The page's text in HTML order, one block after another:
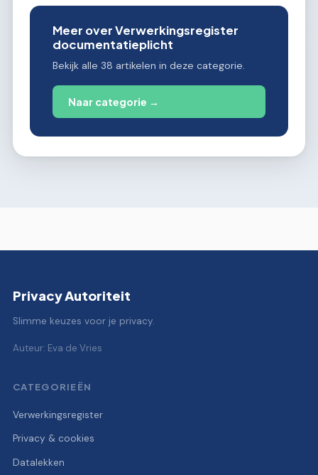
Meer over Verwerkingsregister
documentatieplicht
Bekijk alle 38 artikelen in deze categorie.
Naar categorie →
Privacy Autoriteit
Slimme keuzes voor je privacy.
Auteur: Eva de Vries
CATEGORIEËN
Verwerkingsregister
Privacy & cookies
Datalekken